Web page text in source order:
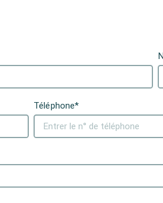
Téléphone*